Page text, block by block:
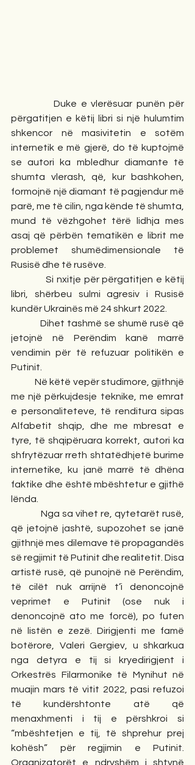
Duke e vlerësuar punën për
përgatitjen e këtij libri si një hulumtim
shkencor në masivitetin e sotëm
internetik e më gjerë, do të kuptojmë
se autori ka mbledhur diamante të
shumta vlerash, që, kur bashkohen,
formojnë një diamant të pagjendur më
parë, me të cilin, nga kënde të shumta,
mund të vëzhgohet tërë lidhja mes
asaj që përbën tematikën e librit me
problemet shumëdimensionale të
Rusisë dhe të rusëve.
Si nxitje për përgatitjen e këtij
libri, shërbeu sulmi agresiv i Rusisë
kundër Ukrainës më 24 shkurt 2022.
Dihet tashmë se shumë rusë që
jetojnë në Perëndim kanë marrë
vendimin për të refuzuar politikën e
Putinit.
Në këtë vepër studimore, gjithnjë
me një përkujdesje teknike, me emrat
e personaliteteve, të renditura sipas
Alfabetit shqip, dhe me mbresat e
tyre, të shqipëruara korrekt, autori ka
shfrytëzuar rreth shtatëdhjetë burime
internetike, ku janë marrë të dhëna
faktike dhe është mbështetur e gjithë
lënda.
Nga sa vihet re, qytetarët rusë,
që jetojnë jashtë, supozohet se janë
gjithnjë mes dilemave të propagandës
së regjimit të Putinit dhe realitetit. Disa
artistë rusë, që punojnë në Perëndim,
të cilët nuk arrijnë t’i denoncojnë
veprimet e Putinit (ose nuk i
denoncojnë ato me forcë), po futen
në listën e zezë. Dirigjenti me famë
botërore, Valeri Gergiev, u shkarkua
nga detyra e tij si kryedirigjent i
Orkestrës Filarmonike të Mynihut në
muajin mars të vitit 2022, pasi refuzoi
të kundërshtonte atë që
menaxhmenti i tij e përshkroi si
“mbështetjen e tij, të shprehur prej
kohësh” për regjimin e Putinit.
Organizatorët e ndryshëm i shtynë